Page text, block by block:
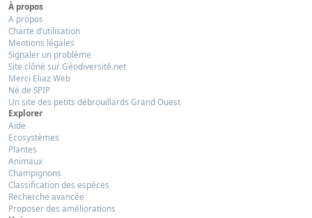
À propos
A propos
Charte d’utilisation
Mentions légales
Signaler un problème
Site clôné sur Géodiversité.net
Merci Eliaz Web
Né de SPIP
Un site des petits débrouillards Grand Ouest
Explorer
Aide
Ecosystèmes
Plantes
Animaux
Champignons
Classification des espèces
Recherche avancée
Proposer des améliorations